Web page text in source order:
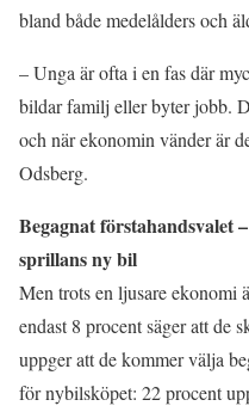
bland både medelålders och
– Unga är ofta i en fas där
bildar familj eller byter jobb.
och när ekonomin vänder är
Odsberg.
Begagnat förstahandsvalet
sprillans ny bil
Men trots en ljusare ekonomi
endast 8 procent säger att de
uppger att de kommer välja
för nybilsköpet: 22 procent